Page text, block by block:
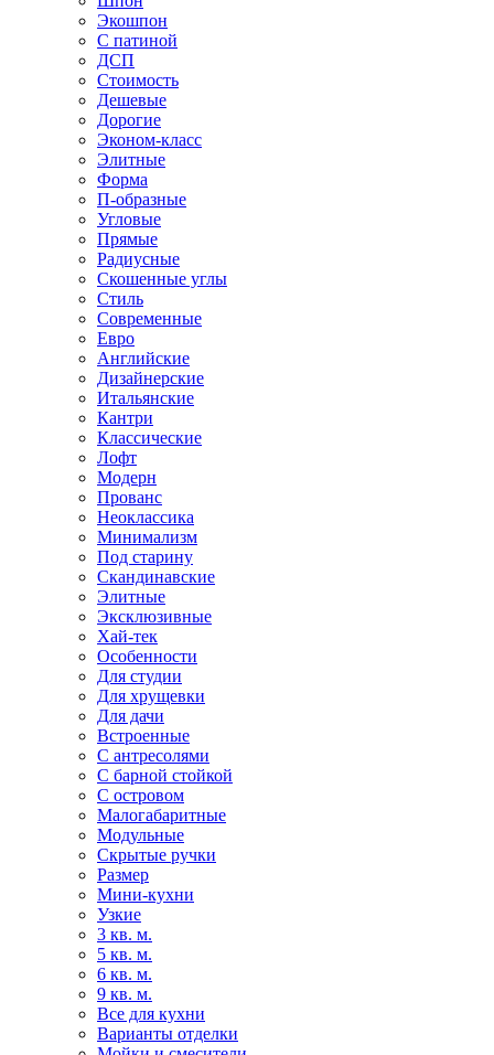
Экошпон
С патиной
ДСП
Стоимость
Дешевые
Дорогие
Эконом-класс
Элитные
Форма
П-образные
Угловые
Прямые
Радиусные
Скошенные углы
Стиль
Современные
Евро
Английские
Дизайнерские
Итальянские
Кантри
Классические
Лофт
Модерн
Прованс
Неоклассика
Минимализм
Под старину
Скандинавские
Элитные
Эксклюзивные
Хай-тек
Особенности
Для студии
Для хрущевки
Для дачи
Встроенные
С антресолями
С барной стойкой
С островом
Малогабаритные
Модульные
Скрытые ручки
Размер
Мини-кухни
Узкие
3 кв. м.
5 кв. м.
6 кв. м.
9 кв. м.
Все для кухни
Варианты отделки